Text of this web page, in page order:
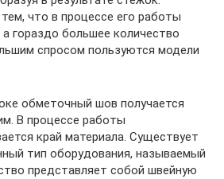
что в процессе его работы
гораздо большее количество
спросом пользуются модели
обметочный шов получается
В процессе работы
край материала. Существует
тип оборудования, называемый
представляет собой швейную